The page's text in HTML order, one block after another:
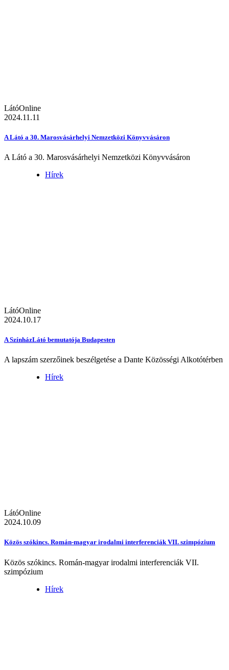
LátóOnline
2024.11.11
A Látó a 30. Marosvásárhelyi Nemzetközi Könyvvásáron
A Látó a 30. Marosvásárhelyi Nemzetközi Könyvvásáron
Hírek
LátóOnline
2024.10.17
A SzínházLátó bemutatója Budapesten
A lapszám szerzőinek beszélgetése a Dante Közösségi Alkotótérben
Hírek
LátóOnline
2024.10.09
Közös szókincs. Román-magyar irodalmi interferenciák VII. szimpózium
Közös szókincs. Román-magyar irodalmi interferenciák VII.
szimpózium
Hírek